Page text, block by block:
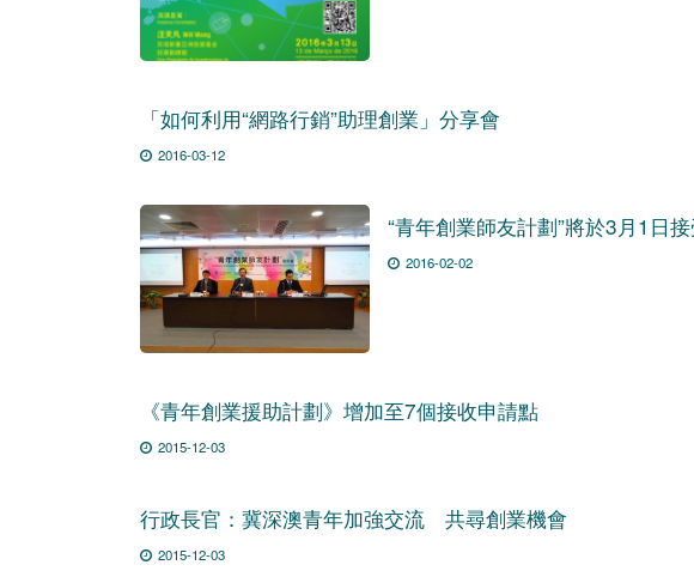
「如何利用“網路行銷”助理創業」分享會
2016-03-12
“青年創業師友計劃”將於3月1日
2016-02-02
《青年創業援助計劃》增加至7個接收申請點
2015-12-03
行政長官：冀深澳青年加強交流 共尋創業機會
2015-12-03